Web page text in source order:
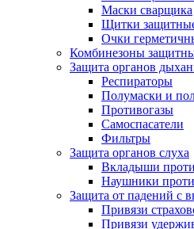
Маски сварщика
Щитки
Очки
Комбинезоны
Защита органов
Респираторы
Полумаски и
Противогазы
Самоспасатели
Фильтры
Защита органов слуха
Вкладыши
Наушники
Защита от падений с
Привязи
Привязи